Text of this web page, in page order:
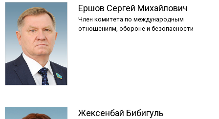
Ершов Сергей Михайлович
Член комитета по международным
отношениям, обороне и безопасности
Жексенбай Бибигуль